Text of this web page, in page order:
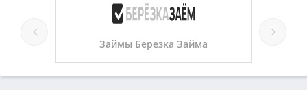
Займы Березка Займа